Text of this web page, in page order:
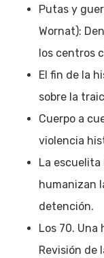
Putas y
Wornat):
los centros
El fin de la
sobre la
Cuerpo a
violencia
La escuelita
humanizan
detención.
Los 70. Una
Revisión de